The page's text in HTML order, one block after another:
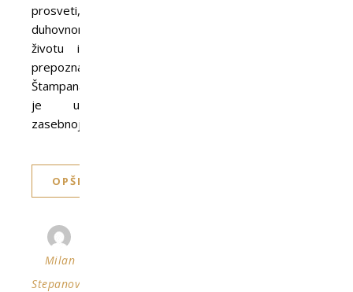
prosveti,
duhovnom
životu i
prepoznatljivostima.
Štampana
je u
zasebnoj…
OPŠIRNIJE
Milan
Stepanović